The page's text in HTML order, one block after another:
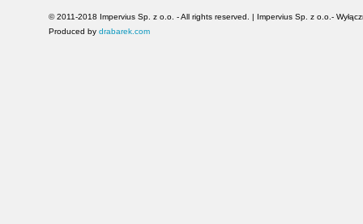
© 2011-2018 Impervius Sp. z o.o. - All rights reserved. | Impervius Sp. z o.o.-
Produced by drabarek.com